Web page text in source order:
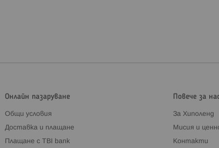
Онлайн пазаруване
Общи условия
Доставка и плащане
Плащане с TBI bank
Повече за
За Хиполенд
Мисия и
Контакти